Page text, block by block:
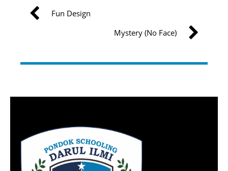
Fun Design
Mystery (No Face)